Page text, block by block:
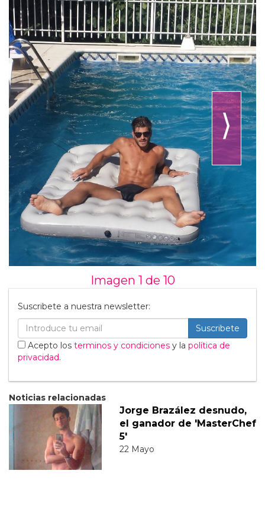
⟩
Imagen 1 de 10
Suscribete a nuestra newsletter:
Suscribete
Acepto los terminos y condiciones y la política de
privacidad.
Noticias relacionadas
Jorge Brazález desnudo,
el ganador de 'MasterChef
5'
22 Mayo